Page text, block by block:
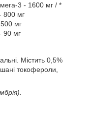
3 - 1600 мг / *
800 мг
мг
90 мг
Містить 0,5%
токофероли,